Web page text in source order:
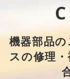
機器部品
スの修理